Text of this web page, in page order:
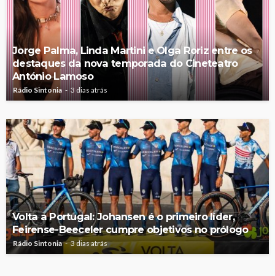
Jorge Palma, Linda Martini e Olga Roriz entre os
destaques da nova temporada do Cineteatro
António Lamoso
Rádio Sintonia 3 dias atrás
Volta a Portugal: Johansen é o primeiro líder,
Feirense-Beeceler cumpre objetivos no prólogo
Rádio Sintonia 3 dias atrás